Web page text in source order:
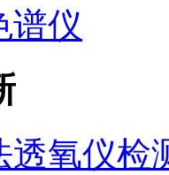
谱仪
透氧仪检